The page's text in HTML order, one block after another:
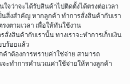
จว่าจะได้รับสินค้าไปติดตั้งได้ตรงต่อเวลา
นสิ่งสำคัญ หากลูกค้า ทำการสั่งสินค้ากับเรา
งตามเวลา เพื่อให้ทันใช้งาน
สั่งสินค้ากับเรานั้น ทางเราจะทำการเก็บเงิน
บร้อยแล้ว
ค้าต้องการทราบค่าใช่จ่าย สามารถ
ะทำการคำนวณค่าใช้จ่ายให้ทางลูกค้า